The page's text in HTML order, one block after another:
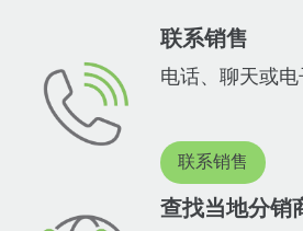
联系销售
电话、聊天或
联系销售
查找当地分销